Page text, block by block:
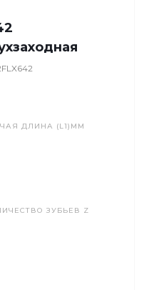
ДЛИНА (L1)ММ
ЗУБЬЕВ Z